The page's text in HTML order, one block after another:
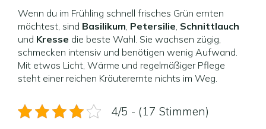
Wenn du im Frühling schnell frisches Grün ernten
möchtest, sind Basilikum, Petersilie, Schnittlauch
und Kresse die beste Wahl. Sie wachsen zügig,
schmecken intensiv und benötigen wenig Aufwand.
Mit etwas Licht, Wärme und regelmäßiger Pflege
steht einer reichen Kräuterernte nichts im Weg.
4/5 - (17 Stimmen)